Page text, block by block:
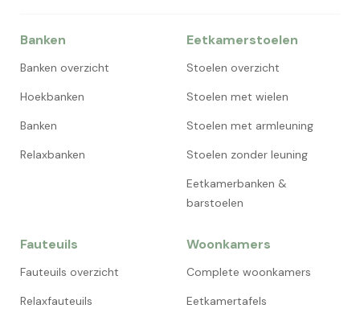
Banken
Banken overzicht
Hoekbanken
Banken
Relaxbanken
Eetkamerstoelen
Stoelen overzicht
Stoelen met wielen
Stoelen met armleuning
Stoelen zonder leuning
Eetkamerbanken &
barstoelen
Fauteuils
Fauteuils overzicht
Relaxfauteuils
Woonkamers
Complete woonkamers
Eetkamertafels